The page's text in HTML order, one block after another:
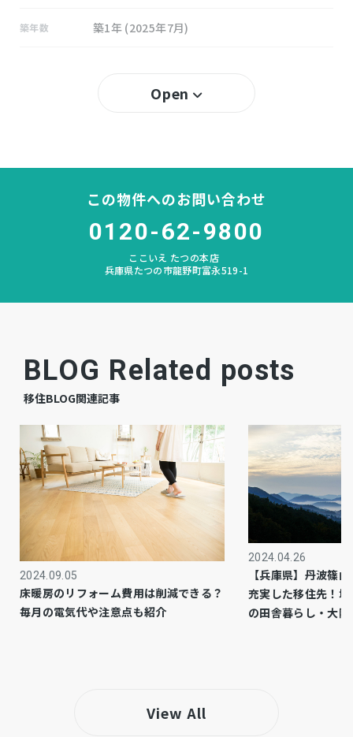
築年数 築1年 (2025年7月)
斑鳩
現況 空
駐車場 有
上水道 公共
下水道 公共
ガス
都市計画 市街化区域
ッチン、食器洗浄乾燥機、モニタ付インターホ
Open
この物件へのお問い合わせ
0120-62-9800
ここいえ たつの本店
兵庫県たつの市龍野町富永519-1
BLOG Related posts
移住BLOG関連記事
2024.09.05
床暖房のリフォーム費用は削減できる？
毎月の電気代や注意点も紹介
2024.04.26
【兵庫県】丹波篠
充実した移住先！
の田舎暮らし・大
View All